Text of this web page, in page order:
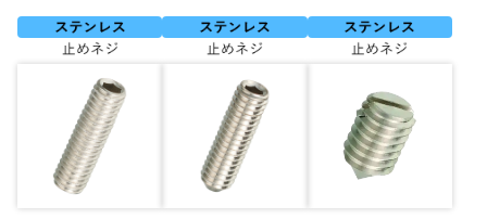
お問い合わせ窓口
会社情報